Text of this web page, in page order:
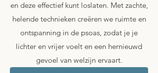
en deze effectief kunt loslaten. Met zachte,
helende technieken creëren we ruimte en
ontspanning in de psoas, zodat je je
lichter en vrijer voelt en een hernieuwd
gevoel van welzijn ervaart.